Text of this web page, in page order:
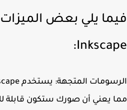
يلي بعض الميزات
يعني أن صورك ستكون قابلة